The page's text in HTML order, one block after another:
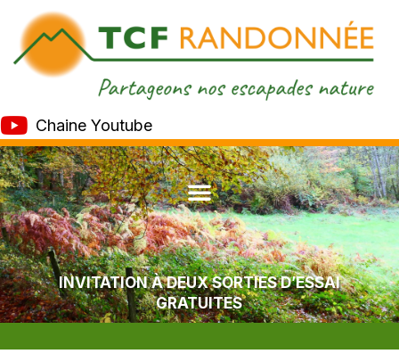
Chaine Youtube
INVITATION À DEUX SORTIES D’ESSAI
GRATUITES